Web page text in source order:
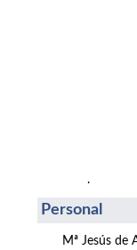
.
Personal
Mª Jesús